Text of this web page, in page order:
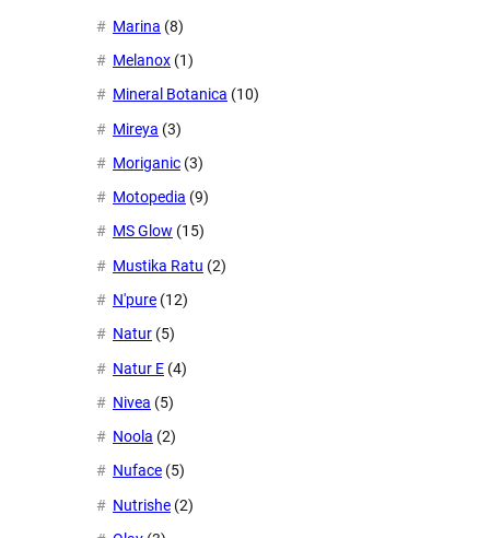
Marina (8)
Melanox (1)
Mineral Botanica (10)
Mireya (3)
Moriganic (3)
Motopedia (9)
MS Glow (15)
Mustika Ratu (2)
N'pure (12)
Natur (5)
Natur E (4)
Nivea (5)
Noola (2)
Nuface (5)
Nutrishe (2)